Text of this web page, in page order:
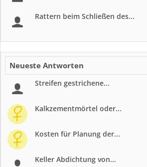
Rattern beim Schließen des...
Neueste Antworten
Streifen gestrichene...
Kalkzementmörtel oder...
Kosten für Planung der...
Keller Abdichtung von...